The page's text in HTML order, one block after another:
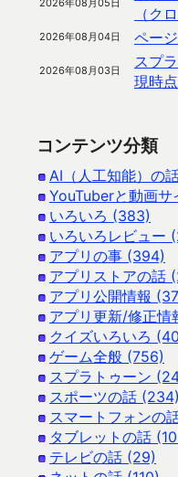
2026年08月05日
（ク
2026年08月04日 ペー
2026年08月03日
スプ
現時
コンテンツ分類
AI（人工知能）の
YouTuberと動画サ
いろいろ (383)
いろいろレビュー
アプリの事 (394)
アプリストアの話
アプリ公開情報
アプリ更新/修正情
クイズいろいろ
ゲーム全般 (756)
スプラトゥーン
スポーツの話 (234)
スマートフォンの
タブレットの話
テレビの話 (29)